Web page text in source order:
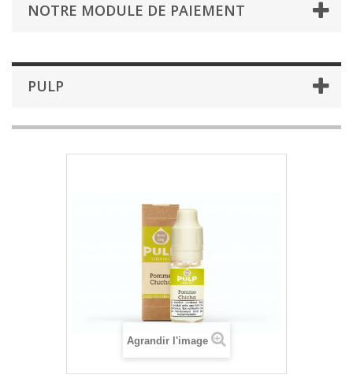
NOTRE MODULE DE PAIEMENT
PULP
Agrandir l'image